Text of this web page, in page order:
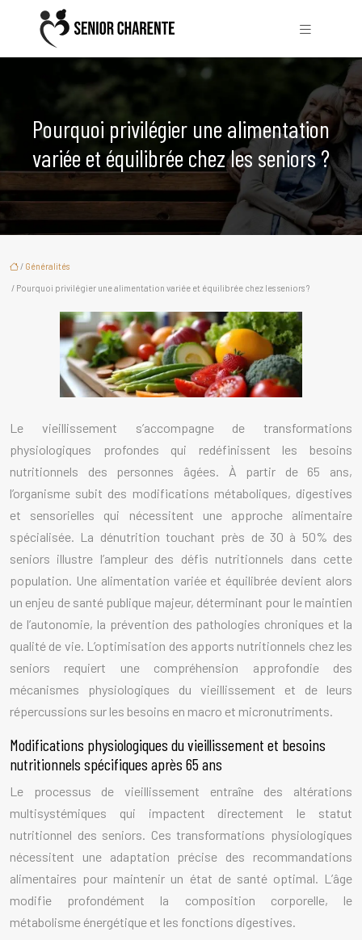
Pourquoi privilégier une alimentation
variée et équilibrée chez les seniors ?
/ Généralités
/ Pourquoi privilégier une alimentation variée et équilibrée chez les seniors ?
Le vieillissement s’accompagne de transformations
physiologiques profondes qui redéfinissent les besoins
nutritionnels des personnes âgées. À partir de 65 ans,
l’organisme subit des modifications métaboliques, digestives
et sensorielles qui nécessitent une approche alimentaire
spécialisée. La dénutrition touchant près de 30 à 50% des
seniors illustre l’ampleur des défis nutritionnels dans cette
population. Une alimentation variée et équilibrée devient alors
un enjeu de santé publique majeur, déterminant pour le maintien
de l’autonomie, la prévention des pathologies chroniques et la
qualité de vie. L’optimisation des apports nutritionnels chez les
seniors requiert une compréhension approfondie des
mécanismes physiologiques du vieillissement et de leurs
répercussions sur les besoins en macro et micronutriments.
Modifications physiologiques du vieillissement et besoins
nutritionnels spécifiques après 65 ans
Le processus de vieillissement entraîne des altérations
multisystémiques qui impactent directement le statut
nutritionnel des seniors. Ces transformations physiologiques
nécessitent une adaptation précise des recommandations
alimentaires pour maintenir un état de santé optimal. L’âge
modifie profondément la composition corporelle, le
métabolisme énergétique et les fonctions digestives.